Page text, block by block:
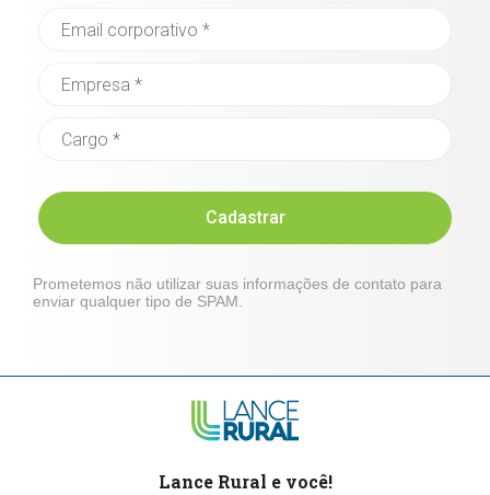
Cadastrar
Prometemos não utilizar suas informações de contato para
enviar qualquer tipo de SPAM.
Lance Rural e você!